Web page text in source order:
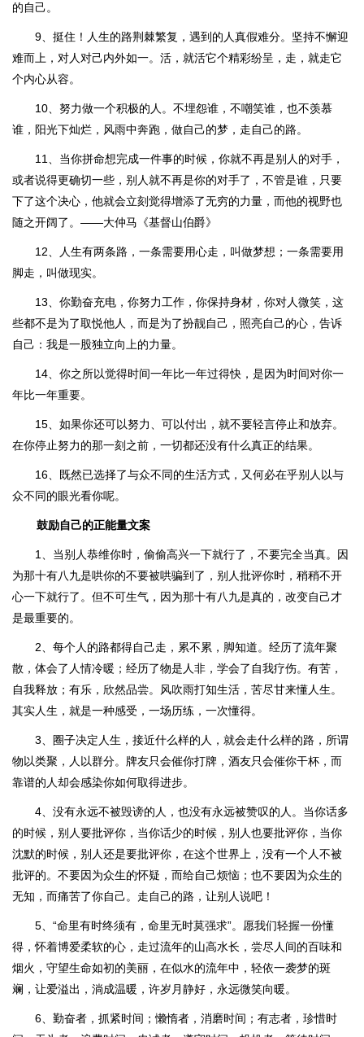
的自己。
9、挺住！人生的路荆棘繁复，遇到的人真假难分。坚持不懈迎
难而上，对人对己内外如一。活，就活它个精彩纷呈，走，就走它
个内心从容。
10、努力做一个积极的人。不埋怨谁，不嘲笑谁，也不羡慕
谁，阳光下灿烂，风雨中奔跑，做自己的梦，走自己的路。
11、当你拼命想完成一件事的时候，你就不再是别人的对手，
或者说得更确切一些，别人就不再是你的对手了，不管是谁，只要
下了这个决心，他就会立刻觉得增添了无穷的力量，而他的视野也
随之开阔了。——大仲马《基督山伯爵》
12、人生有两条路，一条需要用心走，叫做梦想；一条需要用
脚走，叫做现实。
13、你勤奋充电，你努力工作，你保持身材，你对人微笑，这
些都不是为了取悦他人，而是为了扮靓自己，照亮自己的心，告诉
自己：我是一股独立向上的力量。
14、你之所以觉得时间一年比一年过得快，是因为时间对你一
年比一年重要。
15、如果你还可以努力、可以付出，就不要轻言停止和放弃。
在你停止努力的那一刻之前，一切都还没有什么真正的结果。
16、既然已选择了与众不同的生活方式，又何必在乎别人以与
众不同的眼光看你呢。
鼓励自己的正能量文案
1、当别人恭维你时，偷偷高兴一下就行了，不要完全当真。因
为那十有八九是哄你的不要被哄骗到了，别人批评你时，稍稍不开
心一下就行了。但不可生气，因为那十有八九是真的，改变自己才
是最重要的。
2、每个人的路都得自己走，累不累，脚知道。经历了流年聚
散，体会了人情冷暖；经历了物是人非，学会了自我疗伤。有苦，
自我释放；有乐，欣然品尝。风吹雨打知生活，苦尽甘来懂人生。
其实人生，就是一种感受，一场历练，一次懂得。
3、圈子决定人生，接近什么样的人，就会走什么样的路，所谓
物以类聚，人以群分。牌友只会催你打牌，酒友只会催你干杯，而
靠谱的人却会感染你如何取得进步。
4、没有永远不被毁谤的人，也没有永远被赞叹的人。当你话多
的时候，别人要批评你，当你话少的时候，别人也要批评你，当你
沈默的时候，别人还是要批评你，在这个世界上，没有一个人不被
批评的。不要因为众生的怀疑，而给自己烦恼；也不要因为众生的
无知，而痛苦了你自己。走自己的路，让别人说吧！
5、“命里有时终须有，命里无时莫强求”。愿我们轻握一份懂
得，怀着博爱柔软的心，走过流年的山高水长，尝尽人间的百味和
烟火，守望生命如初的美丽，在似水的流年中，轻依一袭梦的斑
斓，让爱溢出，淌成温暖，许岁月静好，永远微笑向暖。
6、勤奋者，抓紧时间；懒惰者，消磨时间；有志者，珍惜时